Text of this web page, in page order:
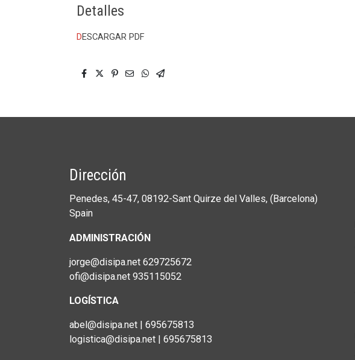
Detalles
DESCARGAR PDF
Dirección
Penedes, 45-47, 08192-Sant Quirze del Valles, (Barcelona)
Spain
ADMINISTRACIÓN
jorge@disipa.net 629725672
ofi@disipa.net 935115052
LOGÍSTICA
abel@disipa.net | 695675813
logistica@disipa.net | 695675813